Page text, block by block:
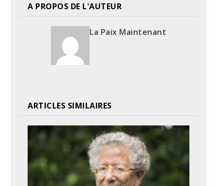
A PROPOS DE L'AUTEUR
La Paix Maintenant
ARTICLES SIMILAIRES